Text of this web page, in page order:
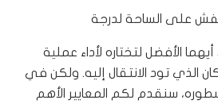
على الساحة لدرجة
الأفضل لتختاره لأداء عملية
الذي تود الانتقال إليه. ولكن في
سنقدم لكم المعايير الأهم